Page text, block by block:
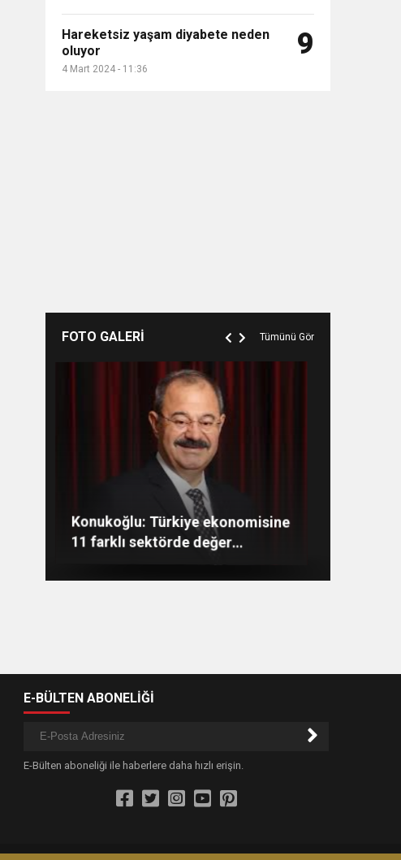
Hareketsiz yaşam diyabete neden
oluyor
4 Mart 2024 - 11:36
9
FOTO GALERİ Tümünü Gör
Konukoğlu: Türkiye ekonomisine
11 farklı sektörde değer
katıyoruz
Gaziantep’te öğretmenler günü
çiçeklerle kutlandı
Şahin: “İstikbalimizi
şekillendirecek olan sizlersiniz”
E-BÜLTEN ABONELİĞİ
E-Bülten aboneliği ile haberlere daha hızlı erişin.